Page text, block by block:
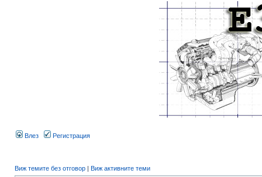
Влез Регистрация
Виж темите без отговор | Виж активните теми